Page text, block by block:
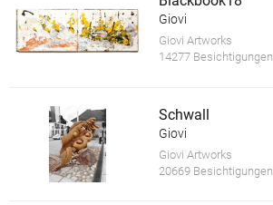
Giovi
Giovi Artworks
14277 Besichtigungen
Schwall
Giovi
Giovi Artworks
20669 Besichtigungen